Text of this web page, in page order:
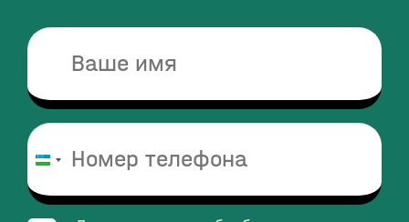
Узбекистан